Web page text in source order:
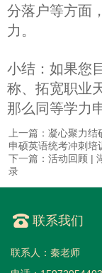
分落户等方面
力。
小结：如果您
称、拓宽职业
那么同等学力
上一篇：凝心聚力
申硕英语统考冲刺培
下一篇：活动回顾 |
录
联系我们
联系人：秦老师